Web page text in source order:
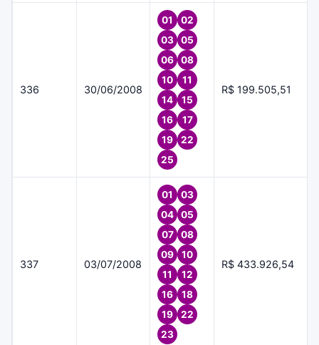
336 30/06/2008
01
02
03
05
06
08
10
11
14
15
16
17
19
22
25
R$ 199.505,51
337 03/07/2008
01
03
04
05
07
08
09
10
11
12
16
18
19
22
23
R$ 433.926,54